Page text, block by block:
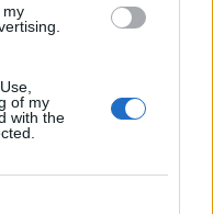
my
of my
with the